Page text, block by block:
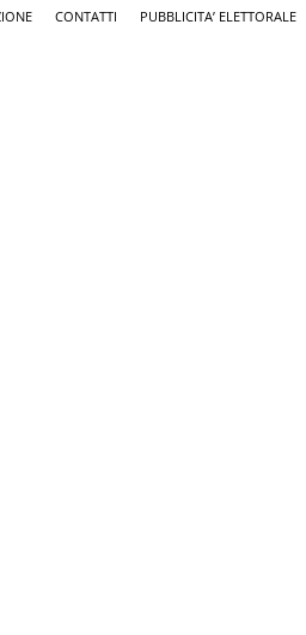
CONTATTI PUBBLICITA’ ELETTORALE